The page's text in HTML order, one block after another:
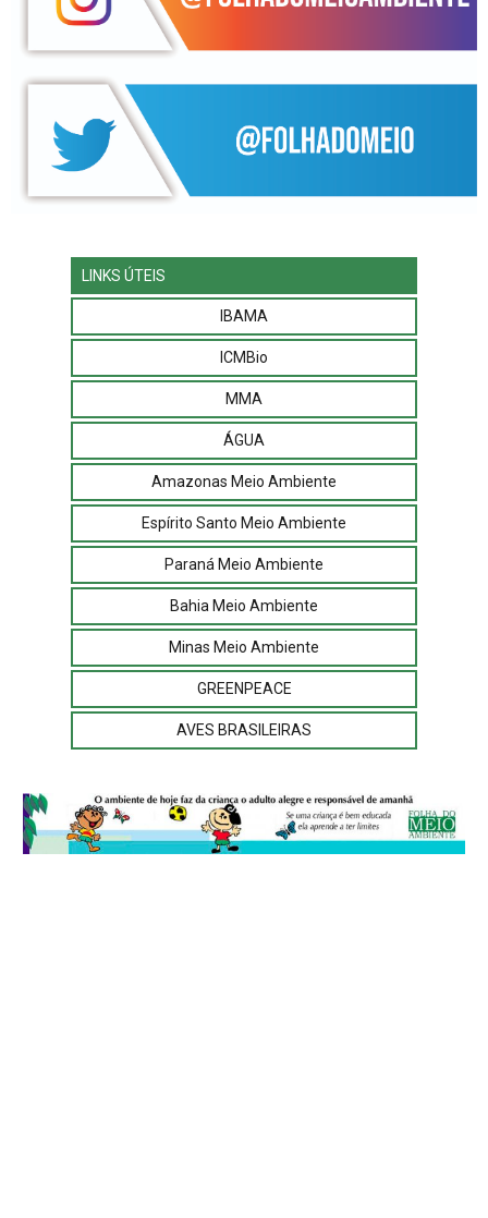
LINKS ÚTEIS
IBAMA
ICMBio
MMA
ÁGUA
Amazonas Meio Ambiente
Espírito Santo Meio Ambiente
Paraná Meio Ambiente
Bahia Meio Ambiente
Minas Meio Ambiente
GREENPEACE
AVES BRASILEIRAS